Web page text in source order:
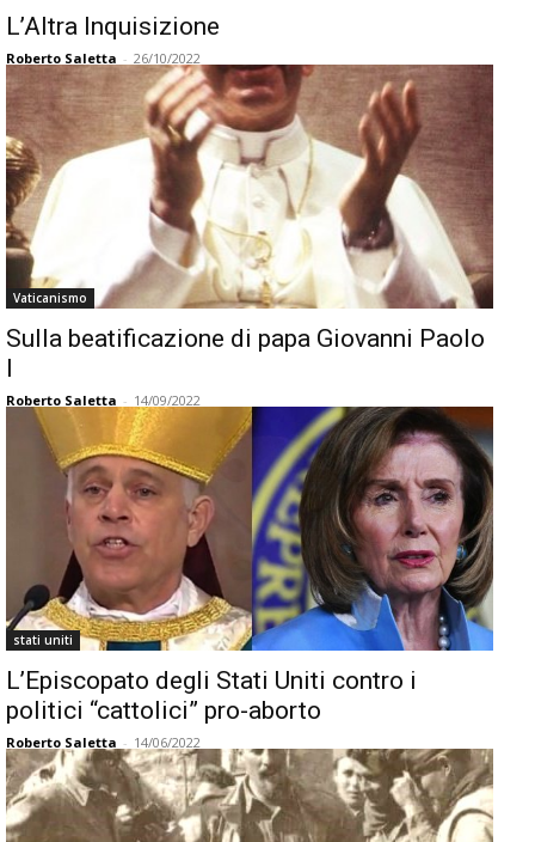
L’Altra Inquisizione
Roberto Saletta - 26/10/2022
Vaticanismo
Sulla beatificazione di papa Giovanni Paolo
I
Roberto Saletta - 14/09/2022
stati uniti
L’Episcopato degli Stati Uniti contro i
politici “cattolici” pro-aborto
Roberto Saletta - 14/06/2022